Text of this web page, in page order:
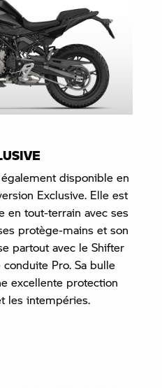
disponible en
Exclusive. Elle est
en tout-terrain avec ses
protège-mains et son
partout avec le Shifter
Pro. Sa bulle
excellente protection
les intempéries.